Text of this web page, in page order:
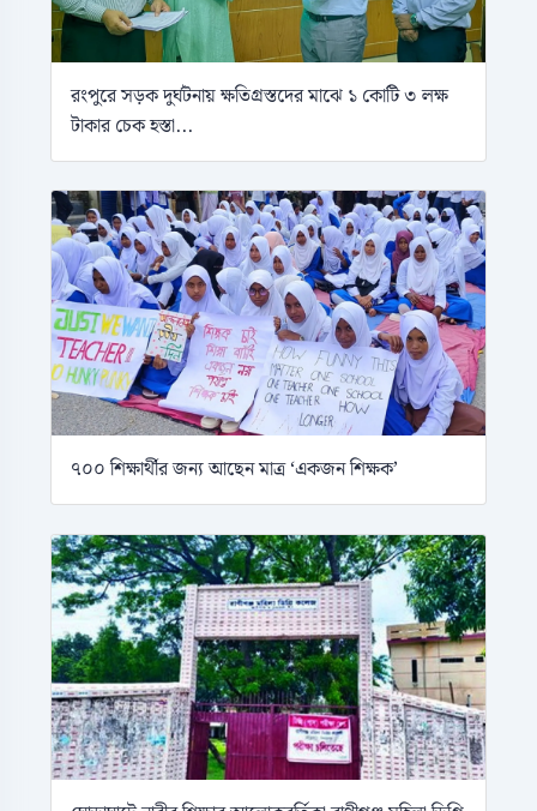
রংপুরে সড়ক দুর্ঘটনায় ক্ষতিগ্রস্তদের মাঝে ১ কোটি ৩ লক্ষ
টাকার চেক হস্তা...
৭০০ শিক্ষার্থীর জন্য আছেন মাত্র ‘একজন শিক্ষক’